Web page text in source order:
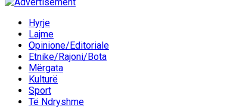
Hyrje
Lajme
Opinione/Editoriale
Etnike/Rajoni/Bota
Mërgata
Kulturë
Sport
Të Ndryshme